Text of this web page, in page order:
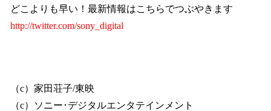
どこよりも早い！最新情報はこちらでつぶやきます
http://twitter.com/sony_digital
（c）家田荘子/東映
（c）ソニー･デジタルエンタテインメント